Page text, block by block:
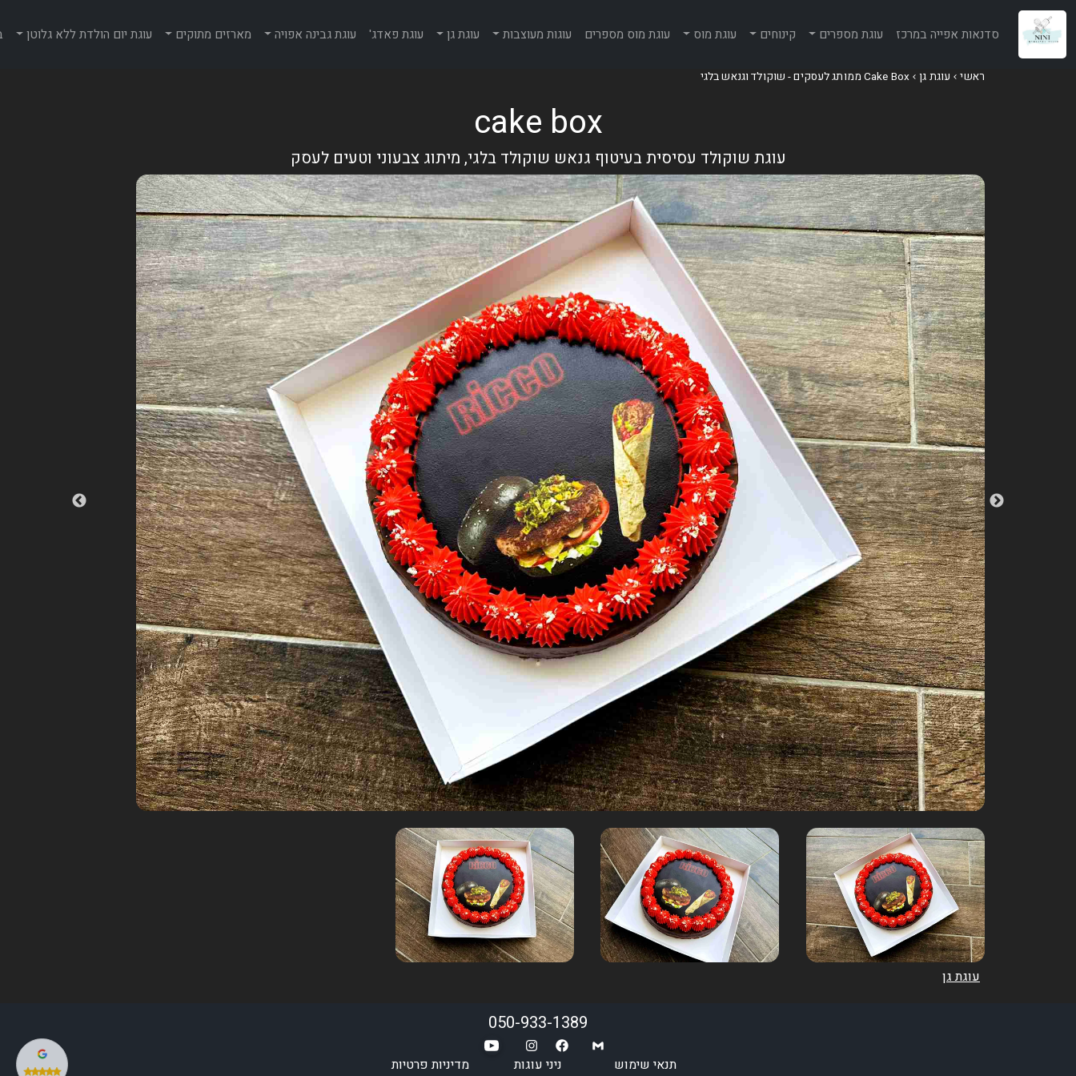
סדנאות אפייה במרכז עוגת מספרים קינוחים עוגת מוס עוגת מוס מספרים עוגות מעוצבות עוגת גן עוגת פאדג' עוגת גבינה אפויה מארזים מתוקים עוגת יום הולדת ללא גלוטן
ראשי עוגת גן Cake Box ממותג לעסקים - שוקולד וגנאש בלגי
cake box
עוגת שוקולד עסיסית בעיטוף גנאש שוקולד בלגי, מיתוג צבעוני וטעים לעסק
עוגת גן
050-933-1389
תנאי שימוש
ניני עוגות
מדיניות פרטיות